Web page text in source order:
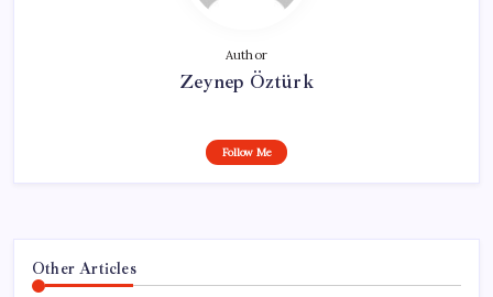
Author
Zeynep Öztürk
Follow Me
Other Articles